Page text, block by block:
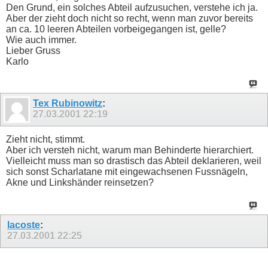
Den Grund, ein solches Abteil aufzusuchen, verstehe ich ja.
Aber der zieht doch nicht so recht, wenn man zuvor bereits
an ca. 10 leeren Abteilen vorbeigegangen ist, gelle?
Wie auch immer.
Lieber Gruss
Karlo
Tex Rubinowitz:
27.03.2001 22:19
Zieht nicht, stimmt.
Aber ich versteh nicht, warum man Behinderte hierarchiert.
Vielleicht muss man so drastisch das Abteil deklarieren, weil
sich sonst Scharlatane mit eingewachsenen Fussnägeln,
Akne und Linkshänder reinsetzen?
lacoste:
27.03.2001 22:25